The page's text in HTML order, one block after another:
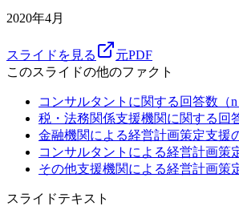
2020年4月
スライドを見る
元PDF
このスライドの他のファクト
コンサルタントに関する回答数（
税・法務関係支援機関に関する回
金融機関による経営計画策定支援
コンサルタントによる経営計画策
その他支援機関による経営計画策
スライドテキスト